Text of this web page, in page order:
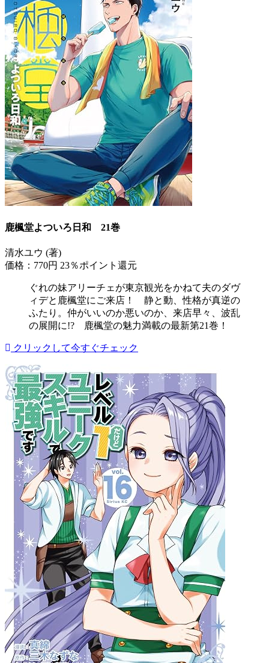
鹿楓堂よついろ日和 21巻
清水ユウ (著)
価格：770円 23％ポイント還元
ぐれの妹アリーチェが東京観光をかねて夫のダヴ
ィデと鹿楓堂にご来店！ 静と動、性格が真逆の
ふたり。仲がいいのか悪いのか、来店早々、波乱
の展開に!? 鹿楓堂の魅力満載の最新第21巻！
クリックして今すぐチェック